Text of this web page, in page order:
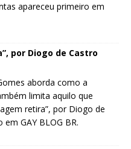
apareceu primeiro em
por Diogo de Castro
aborda como a
limita aquilo que
retira”, por Diogo de
GAY BLOG BR.